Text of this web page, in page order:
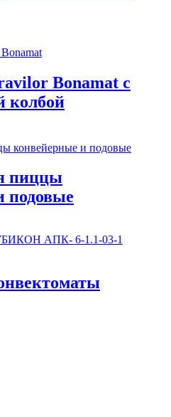
Bonamat с
колбой
пиццы
подовые